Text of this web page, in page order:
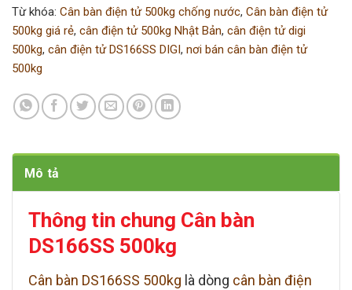
Từ khóa: Cân bàn điện tử 500kg chống nước, Cân bàn điện tử
500kg giá rẻ, cân điện tử 500kg Nhật Bản, cân điện tử digi
500kg, cân điện tử DS166SS DIGI, nơi bán cân bàn điện tử
500kg
Mô tả
Thông tin chung Cân bàn
DS166SS 500kg
Cân bàn DS166SS 500kg là dòng cân bàn điện